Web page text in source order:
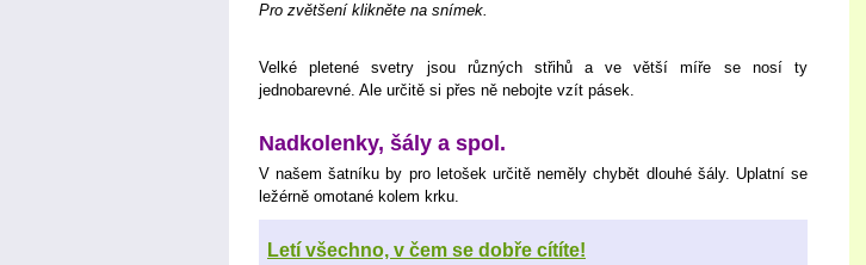
Pro zvětšení klikněte na snímek.
Velké pletené svetry jsou různých střihů a ve větší míře se nosí ty
jednobarevné. Ale určitě si přes ně nebojte vzít pásek.
Nadkolenky, šály a spol.
V našem šatníku by pro letošek určitě neměly chybět dlouhé šály. Uplatní se
ležérně omotané kolem krku.
Letí všechno, v čem se dobře cítíte!